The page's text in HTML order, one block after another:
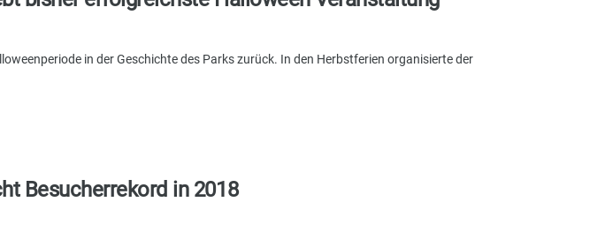
in der Geschichte des Parks zurück. In den Herbstferien organisierte der
Besucherrekord in 2018